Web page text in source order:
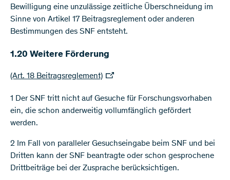
Bewilligung eine unzulässige zeitliche Überschneidung im
Sinne von Artikel 17 Beitragsreglement oder anderen
Bestimmungen des SNF entsteht.
1.20 Weitere Förderung
(Art. 18 Beitragsreglement)
1 Der SNF tritt nicht auf Gesuche für Forschungsvorhaben
ein, die schon anderweitig vollumfänglich gefördert
werden.
2 Im Fall von paralleler Gesuchseingabe beim SNF und bei
Dritten kann der SNF beantragte oder schon gesprochene
Drittbeiträge bei der Zusprache berücksichtigen.